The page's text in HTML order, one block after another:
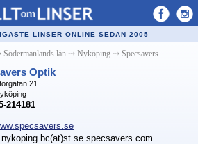
LINSER ONLINE SEDAN 2005
Södermanlands län ⤏ Nyköping ⤏ Specsavers
Optik
21
214181
nykoping.bc(at)st.se.specsavers.com